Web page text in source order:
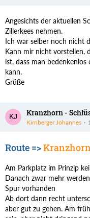
Angesichts der aktuellen
Zillerkees nehmen.
Ich war selber noch nicht
Kann mir nicht vorstellen,
ist, dass man
kann.
Grüße
Kranzhorn -
Kirnberger Johannes
Route =>
Am Parkplatz im Prinzip
Danach zwar mehr
Spur vorhanden
Ab dort dann recht
aber gut zu gehen. Am